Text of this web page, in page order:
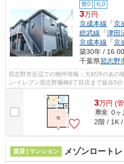
敷0 礼0
3万円
京成本線 「京
総武線 「津田
京成本線 「京
築30年 /
千葉県習志野
習志野市近辺での物件情報：大好評のあの
ン-イレブン習志野藤崎6丁目店まで徒歩5
3万円 (
敷金 0ヶ
2階 / 1K
賃貸 | マンション メゾンロートレ